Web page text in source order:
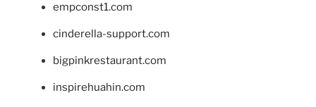
empconst1.com
cinderella-support.com
bigpinkrestaurant.com
inspirehuahin.com